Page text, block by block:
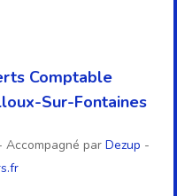
Comptable
Sur-Fontaines
Accompagné par Dezup -